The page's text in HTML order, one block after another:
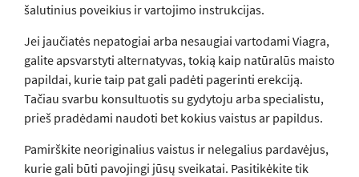
šalutinius poveikius ir vartojimo instrukcijas.
Jei jaučiatės nepatogiai arba nesaugiai vartodami Viagra,
galite apsvarstyti alternatyvas, tokią kaip natūralūs maisto
papildai, kurie taip pat gali padėti pagerinti erekciją.
Tačiau svarbu konsultuotis su gydytoju arba specialistu,
prieš pradėdami naudoti bet kokius vaistus ar papildus.
Pamirškite neoriginalius vaistus ir nelegalius pardavėjus,
kurie gali būti pavojingi jūsų sveikatai. Pasitikėkite tik